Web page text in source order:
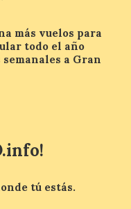
con
al
euro
ya
más vuelos para
todo el año
a Gran
tú estás.